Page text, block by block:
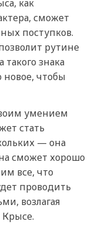
как
сможет
поступков.
рутине
знака
новое, чтобы
умением
стать
— она
сможет хорошо
все, что
проводить
возлагая